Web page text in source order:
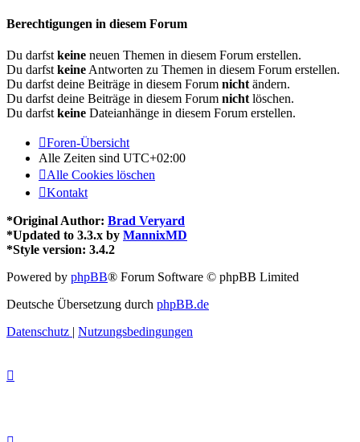
Berechtigungen in diesem Forum
Du darfstkeine neuen Themen in diesem Forum erstellen.
Du darfstkeineAntworten zu Themen in diesem Forum erstellen.
Du darfst deine Beiträge in diesem Forum nichtändern.
Du darfst deine Beiträge in diesem Forum nichtlöschen.
Du darfstkeine Dateianhänge in diesem Forum erstellen.
Foren-Übersicht
Alle Zeiten sind UTC+02:00
Alle Cookies löschen
Kontakt
*Original Author: Brad Veryard
*Updated to 3.3.x by MannixMD
*Style version: 3.4.2
Powered by phpBB® Forum Software © phpBB Limited
Deutsche Übersetzung durch phpBB.de
Datenschutz | Nutzungsbedingungen